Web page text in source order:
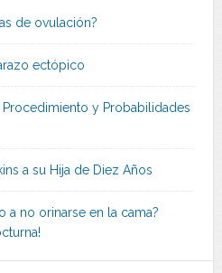
de ovulación?
ectópico
Procedimiento y Probabilidades
a su Hija de Diez Años
a no orinarse en la cama?